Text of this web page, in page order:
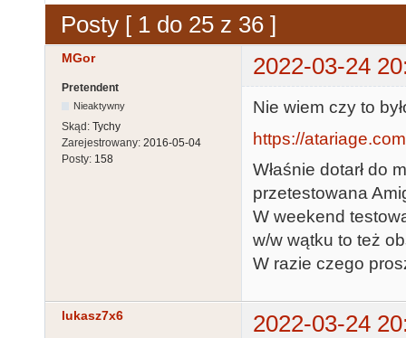
Posty [ 1 do 25 z 36 ]
MGor 2022-03-24
Pretendent
Nieaktywny
Skąd: Tychy
Zarejestrowany: 2016-05-04
Posty: 158
Nie wiem czy to
https://
Właśnie dotarł do
przetestowana
W weekend
w/w wątku to też
W razie czego
lukasz7x6
2022-03-24